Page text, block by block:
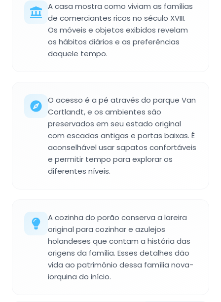
A casa mostra como viviam as famílias
de comerciantes ricos no século XVIII.
Os móveis e objetos exibidos revelam
os hábitos diários e as preferências
daquele tempo.
O acesso é a pé através do parque Van
Cortlandt, e os ambientes são
preservados em seu estado original
com escadas antigas e portas baixas. É
aconselhável usar sapatos confortáveis
e permitir tempo para explorar os
diferentes níveis.
A cozinha do porão conserva a lareira
original para cozinhar e azulejos
holandeses que contam a história das
origens da família. Esses detalhes dão
vida ao patrimônio dessa família nova-
iorquina do início.